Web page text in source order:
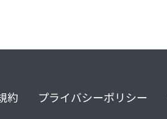
約 プライバシーポリシー